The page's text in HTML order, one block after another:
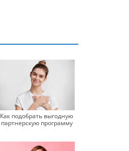
Как подобрать выгодную
партнерскую программу